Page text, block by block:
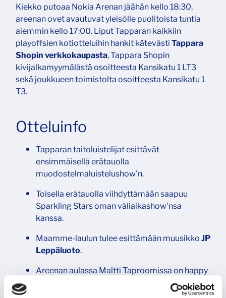
Kiekko putoaa Nokia Arenan jäähän kello 18:30,
areenan ovet avautuvat yleisölle puolitoista tuntia
aiemmin kello 17:00. Liput Tapparan kaikkiin
playoffsien kotiotteluihin hankit kätevästi Tappara
Shopin verkkokaupasta, Tappara Shopin
kivijalkamyymälästä osoitteesta Kansikatu 1 LT3
sekä joukkueen toimistolta osoitteesta Kansikatu 1
T3.
Otteluinfo
Tapparan taitoluistelijat esittävät
ensimmäisellä erätauolla
muodostelmaluistelushow'n.
Toisella erätauolla viihdyttämään saapuu
Sparkling Stars oman väliaikashow'nsa
kanssa.
Maamme-laulun tulee esittämään muusikko JP
Leppäluoto​​​​​​​.
Areenan aulassa Maltti Taproomissa on happy
hour ennen jokaista Tapparan kotiottelua.
Happy houria vietetään tiistaina kello 17:00-